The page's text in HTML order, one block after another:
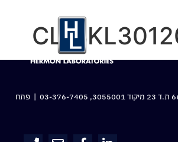
CL-
03-376-7405 | פתח